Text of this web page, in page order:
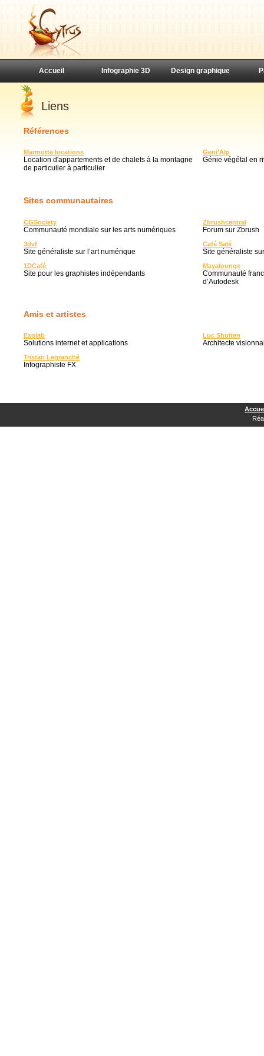
Accueil Infographie 3D Design graphique
Liens
Références
Marmotte locations
Location d'appartements et de chalets à la montagne
de particulier à particulier
Geni'Alp
Génie végétal en
Sites communautaires
CGSociety
Communauté mondiale sur les arts numériques
Zbrushcentral
Forum sur Zbrush
3dvf
Site généraliste sur l’art numérique
Café Salé
Site généraliste
1DCafé
Site pour les graphistes indépendants
Mayalounge
Communauté
d’Autodesk
Amis et artistes
Exolab
Solutions internet et applications
Luc Shuiten
Architecte
Tristan Legranché
Infographiste FX